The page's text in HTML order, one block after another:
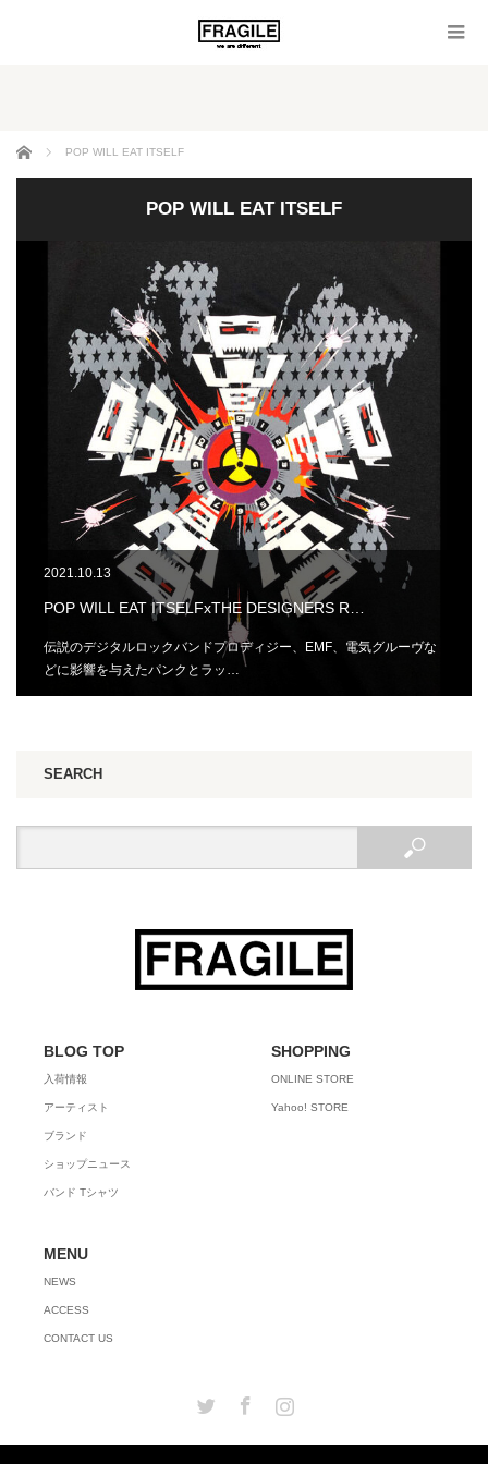
ホーム POP WILL EAT ITSELF
POP WILL EAT ITSELF
2021.10.13
POP WILL EAT ITSELFxTHE DESIGNERS R…
伝説のデジタルロックバンドプロディジー、EMF、電気グルーヴな
どに影響を与えたパンクとラッ…
SEARCH
BLOG TOP
入荷情報
アーティスト
ブランド
ショップニュース
バンド Tシャツ
SHOPPING
ONLINE STORE
Yahoo! STORE
MENU
NEWS
ACCESS
CONTACT US
Twitter Facebook